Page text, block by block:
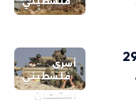
أسرى
فلسطيني
تحديد أماكن احتجاز 29
استيطان